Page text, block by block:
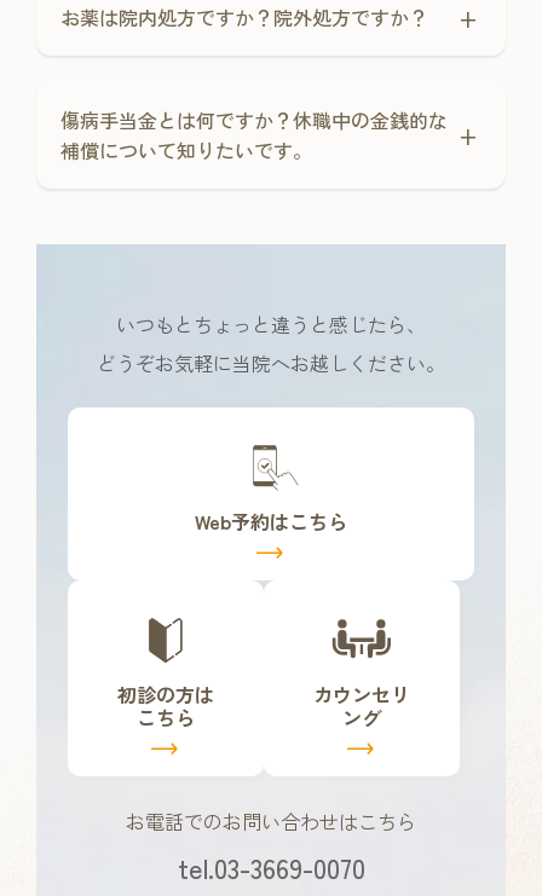
お薬は院内処方ですか？院外処方ですか？ +
傷病手当金とは何ですか？休職中の金銭的な
補償について知りたいです。
+
いつもとちょっと違うと感じたら、
どうぞお気軽に当院へお越しください。
Web予約はこちら
カ
ク
初診の方は
こちら
カ
カウンセリ
ング
カ
お電話でのお問い合わせはこちら
tel.03-3669-0070